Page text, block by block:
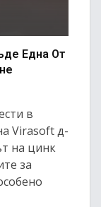
Една От
в
Virasoft д-
на цинк
за